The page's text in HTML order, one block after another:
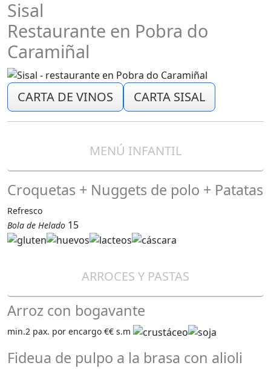
Sisal
Restaurante en Pobra do
Caramiñal
CARTA DE VINOS CARTA SISAL
MENÚ INFANTIL
Croquetas + Nuggets de polo + Patatas
Refresco
Bola de Helado 15
ARROCES Y PASTAS
Arroz con bogavante
min.2 pax. por encargo €€ s.m
Fideua de pulpo a la brasa con alioli